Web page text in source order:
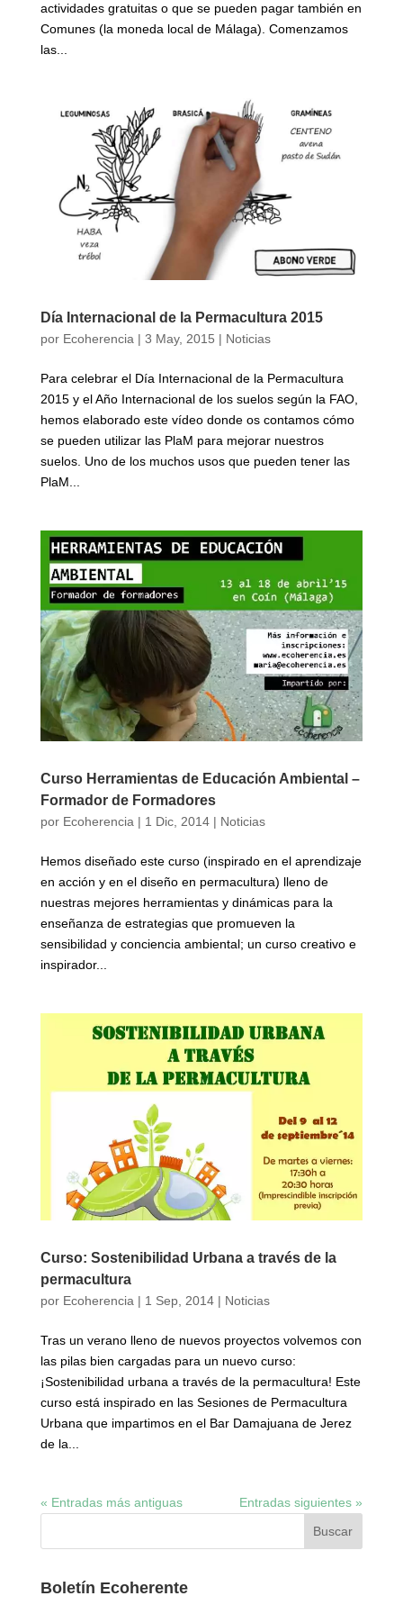
actividades gratuitas o que se pueden pagar también en
Comunes (la moneda local de Málaga). Comenzamos
las...
Día Internacional de la Permacultura 2015
por Ecoherencia | 3 May, 2015 | Noticias
Para celebrar el Día Internacional de la Permacultura
2015 y el Año Internacional de los suelos según la FAO,
hemos elaborado este vídeo donde os contamos cómo
se pueden utilizar las PlaM para mejorar nuestros
suelos. Uno de los muchos usos que pueden tener las
PlaM...
Curso Herramientas de Educación Ambiental –
Formador de Formadores
por Ecoherencia| 1 Dic, 2014| Noticias
Hemos diseñado este curso (inspirado en el aprendizaje
en acción y en el diseño en permacultura) lleno de
nuestras mejores herramientas y dinámicas para la
enseñanza de estrategias que promueven la
sensibilidad y conciencia ambiental; un curso creativo e
inspirador...
Curso: Sostenibilidad Urbana a través de la
permacultura
por Ecoherencia| 1 Sep, 2014| Noticias
Tras un verano lleno de nuevos proyectos volvemos con
las pilas bien cargadas para un nuevo curso:
¡Sostenibilidad urbana a través de la permacultura! Este
curso está inspirado en las Sesiones de Permacultura
Urbana que impartimos en el Bar Damajuana de Jerez
de la...
« Entradas más antiguas Entradas siguientes »
Boletín Ecoherente